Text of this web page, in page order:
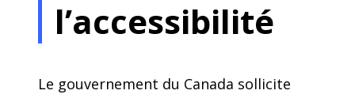
l’accessibilité
Le gouvernement du Canada sollicite